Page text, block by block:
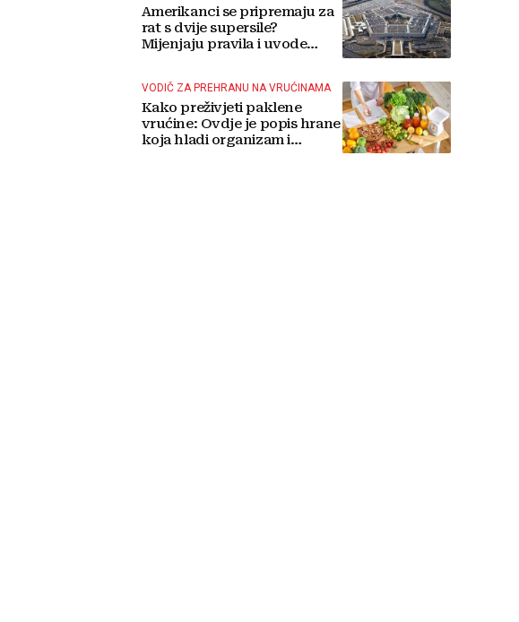
Amerikanci se pripremaju za
rat s dvije supersile?
Mijenjaju pravila i uvode
VODIČ ZA PREHRANU NA VRUĆINAMA
Kako preživjeti paklene
vrućine: Ovdje je popis hrane
koja hladi organizam i